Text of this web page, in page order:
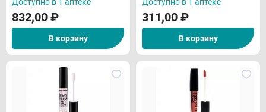
832,00 ₽
В корзину
311,00 ₽
В корзину